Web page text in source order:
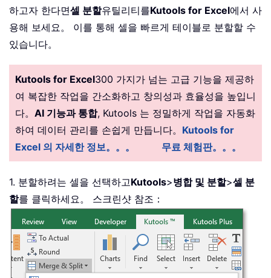
하고자 한다면셀 분할유틸리티를Kutools for Excel에서 사
용해 보세요。 이를 통해 셀을 빠르게 테이블로 분할할 수
있습니다。
Kutools for Excel300 가지가 넘는 고급 기능을 제공하
여 복잡한 작업을 간소화하고 창의성과 효율성을 높입니
다。 AI 기능과 통합, Kutools 는 정밀하게 작업을 자동화
하여 데이터 관리를 손쉽게 만듭니다。 Kutools for
Excel 의 자세한 정보。。。
무료 체험판。。。
1. 분할하려는 셀을 선택하고Kutools>병합 및 분할>셀 분
할를 클릭하세요。 스크린샷 참조：